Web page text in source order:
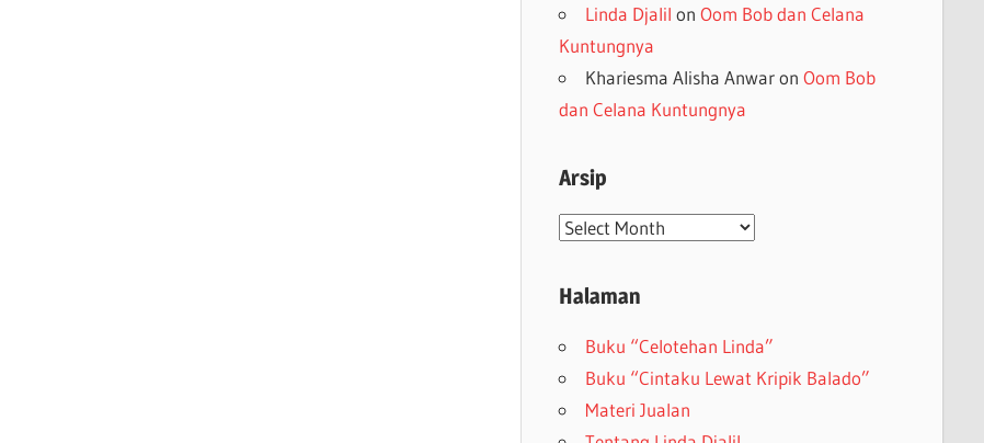
Linda Djalil on Oom Bob dan Celana
Kuntungnya
Khariesma Alisha Anwaron Oom Bob
dan Celana Kuntungnya
Arsip
Arsip
Halaman
Buku “Celotehan Linda”
Buku “Cintaku Lewat Kripik Balado”
Materi Jualan